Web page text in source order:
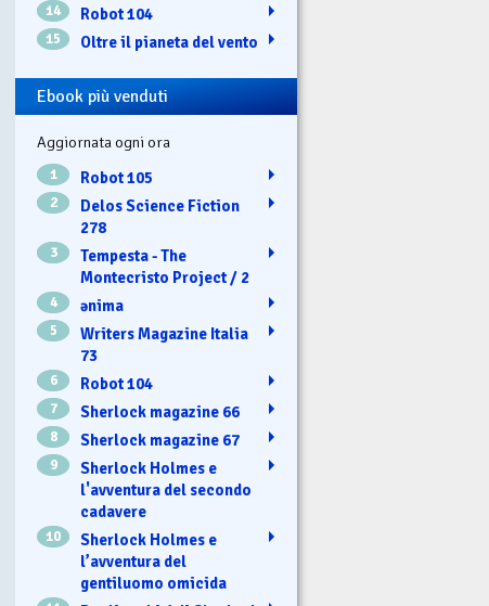
14 Robot 104
15 Oltre il pianeta del vento
Ebook più venduti
Aggiornata ogni ora
1 Robot 105
2
Delos Science Fiction
278
3
Tempesta - The
Montecristo Project / 2
4 ənima
5
Writers Magazine Italia
73
6 Robot 104
7 Sherlock magazine 66
8 Sherlock magazine 67
9
Sherlock Holmes e
l'avventura del secondo
cadavere
10
Sherlock Holmes e
l’avventura del
gentiluomo omicida